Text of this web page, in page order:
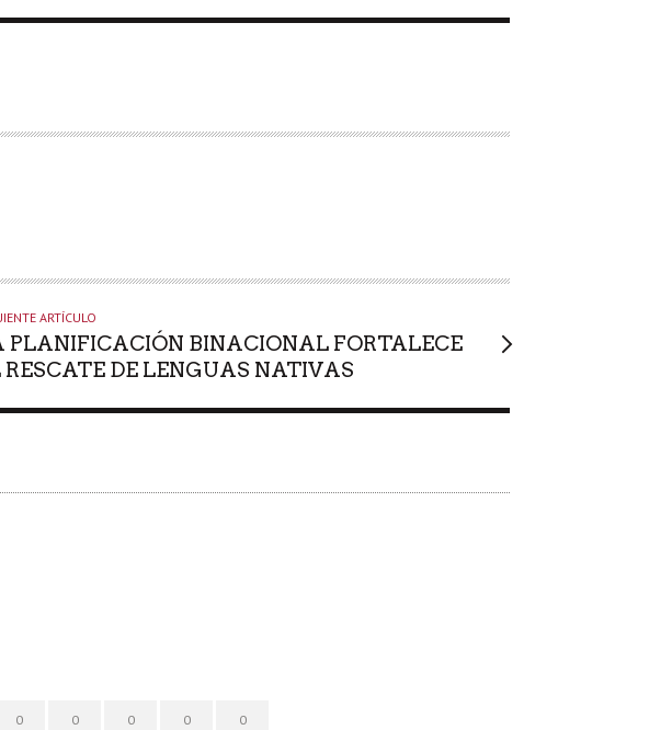
ARTÍCULO
PLANIFICACIÓN BINACIONAL FORTALECE
RESCATE DE LENGUAS NATIVAS
0 0 0 0 0